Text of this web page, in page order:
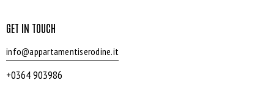
GET IN TOUCH
info@appartamentiserodine.it
+0364 903986